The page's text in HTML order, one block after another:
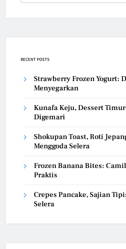
RECENT POSTS
Strawberry Frozen Yogurt:
Menyegarkan
Kunafa Keju, Dessert
Digemari
Shokupan Toast, Roti
Menggoda Selera
Frozen Banana Bites:
Praktis
Crepes Pancake, Sajian
Selera